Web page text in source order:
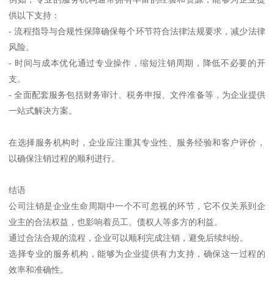
供以下支持：
- 流程指导与合规性保障确保每个环节符合法律法规要求，减少法律
风险。
- 时间与成本优化通过专业操作，缩短注销周期，降低不必要的开
支。
- 全面配套服务包括财务审计、税务申报、文件准备等，为企业提供
一站式解决方案。
在选择服务机构时，企业应注重其专业性、服务经验和客户评价，
以确保注销过程的顺利进行。
结语
公司注销是企业生命周期中一个不可忽视的环节，它不仅关系到企
业主的合法权益，也影响着员工、债权人等多方的利益。
通过合法合规的流程，企业可以顺利完成注销，避免后续纠纷。
选择专业的服务机构，能够为企业提供有力支持，确保这一过程的
效率和准确性。